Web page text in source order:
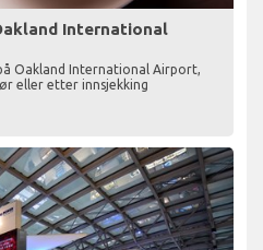
International
Oakland International Airport,
eller etter innsjekking